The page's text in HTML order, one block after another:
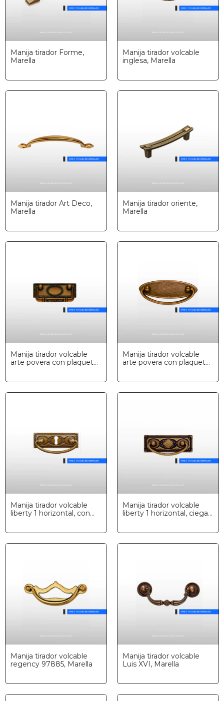
Manija tirador Forme,
Marella
Manija tirador volcable
inglesa, Marella
Manija tirador Art Deco,
Marella
Manija tirador oriente,
Marella
Manija tirador volcable
arte povera con plaqueta
Manija tirador volcable
arte povera con plaqueta
Manija tirador volcable
liberty 1 horizontal, con
Manija tirador volcable
liberty 1 horizontal, ciega,
Manija tirador volcable
regency 97885, Marella
Manija tirador volcable
Luis XVI, Marella